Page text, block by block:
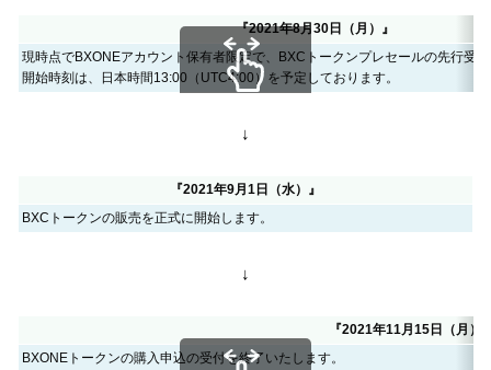
『2021年8月30日（月）』
現時点でBXONEアカウント保有者限定で、BXCトークンプレセールの先行受
開始時刻は、日本時間13:00（UTC4:00）を予定しております。
↓
『2021年9月1日（水）』
BXCトークンの販売を正式に開始します。
↓
『2021年11月15日（月）
BXONEトークンの購入申込の受付を終了いたします。